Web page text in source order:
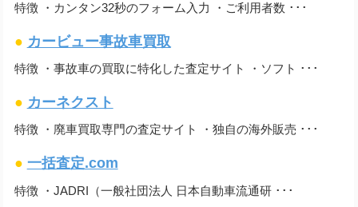
特徴 ・カンタン32秒のフォーム入力 ・ご利用者数 ･･･
● カービュー事故車買取
特徴 ・事故車の買取に特化した査定サイト ・ソフト ･･･
● カーネクスト
特徴 ・廃車買取専門の査定サイト ・独自の海外販売 ･･･
● 一括査定.com
特徴 ・JADRI（一般社団法人 日本自動車流通研 ･･･